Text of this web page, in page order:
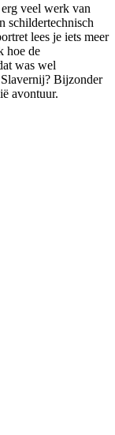
veel werk van
schildertechnisch
lees je iets meer
hoe de
was wel
Bijzonder
avontuur.